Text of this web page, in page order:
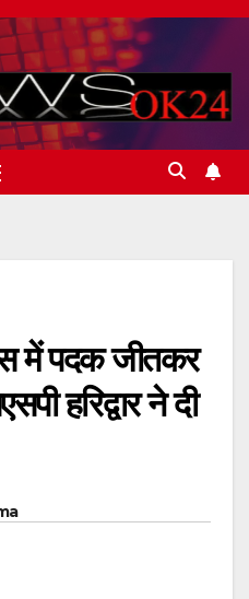
में पदक जीतकर
हरिद्वार ने दी